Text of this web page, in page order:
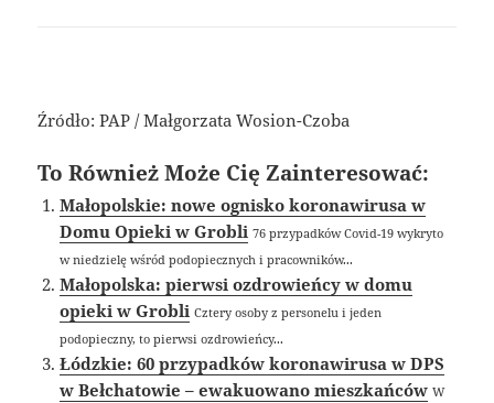
Źródło: PAP / Małgorzata Wosion-Czoba
To Również Może Cię Zainteresować:
Małopolskie: nowe ognisko koronawirusa w
Domu Opieki w Grobli 76 przypadków Covid-19 wykryto
w niedzielę wśród podopiecznych i pracowników...
Małopolska: pierwsi ozdrowieńcy w domu
opieki w Grobli Cztery osoby z personelu i jeden
podopieczny, to pierwsi ozdrowieńcy...
Łódzkie: 60 przypadków koronawirusa w DPS
w Bełchatowie – ewakuowano mieszkańców W